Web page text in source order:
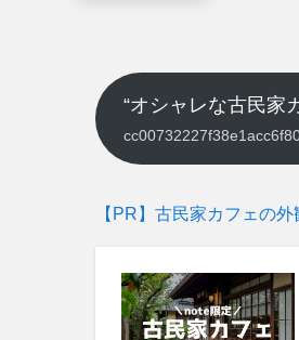
“オシャレな古民家
【PR】古民家カフェの